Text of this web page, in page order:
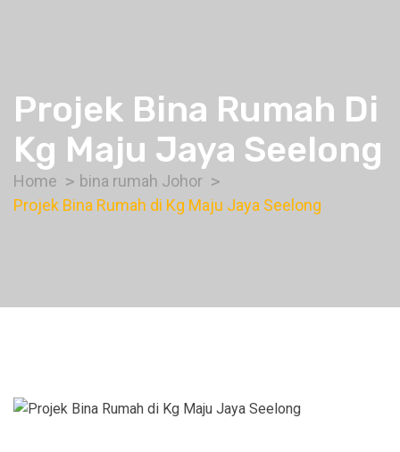
Projek Bina Rumah Di
Kg Maju Jaya Seelong
Home
bina rumah Johor
Projek Bina Rumah di Kg Maju Jaya Seelong